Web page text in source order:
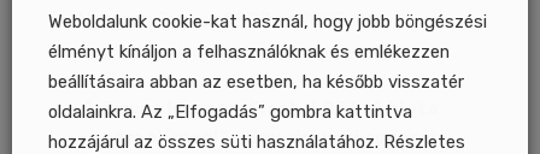
Nemzeti Cirkusz 2007 és 2009-es
felvételeinek rendelkezésre bocsátását.
Circus Museum Flash N.003 „A hinta
nem áll meg!” – Egy cirkuszi apparát
Weboldalunk cookie-kat használ, hogy jobb böngészési
élményt kínáljon a felhasználóknak és emlékezzen
beállításaira abban az esetben, ha később visszatér
oldalainkra. Az „Elfogadás” gombra kattintva
hozzájárul az összes süti használatához. Részletes